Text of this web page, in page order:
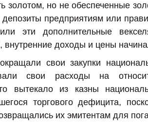
золотом, но не обеспеченные
предприятиям или
эти дополнительные
внутренние доходы и цены
свои закупки
свои расходы на
вытекало из казны
торгового дефицита,
их эмитентам для